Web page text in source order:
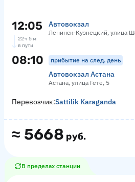
12:05 Автовокзал
Ленинск-Кузнецкий, улица
22 ч 5 м
в пути
08:10 прибытие на след. день
Автовокзал Астана
Астана, улица Гете, 5
≈ 5668 руб.
Перевозчик:Sattilik Karaganda
В пределах станции